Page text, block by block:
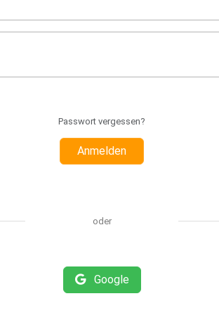
Passwort vergessen?
Anmelden
oder
Google